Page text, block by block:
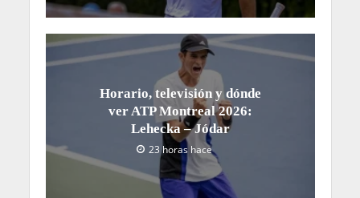
Horario, televisión y dónde
ver ATP Montreal 2026:
Lehecka – Jódar
23 horas hace